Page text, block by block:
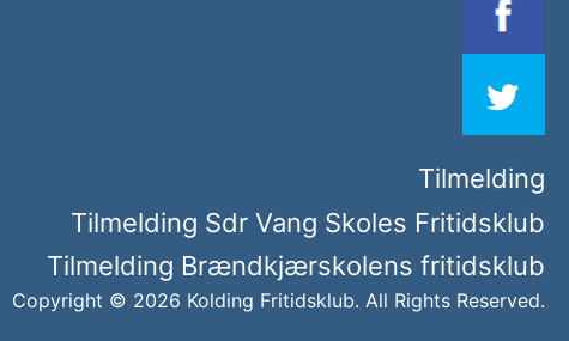
Tilmelding
Tilmelding Sdr Vang Skoles Fritidsklub
Tilmelding Brændkjærskolens fritidsklub
Copyright © 2026 Kolding Fritidsklub. All Rights Reserved.